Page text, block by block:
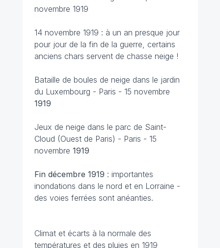
novembre 1919
14 novembre 1919 : à un an presque jour
pour jour de la fin de la guerre, certains
anciens chars servent de chasse neige !
Bataille de boules de neige dans le jardin
du Luxembourg - Paris - 15 novembre
1919
Jeux de neige dans le parc de Saint-
Cloud (Ouest de Paris) - Paris - 15
novembre 1919
Fin décembre 1919 : importantes
inondations dans le nord et en Lorraine -
des voies ferrées sont anéanties.
Climat et écarts à la normale des
températures et des pluies en 1919